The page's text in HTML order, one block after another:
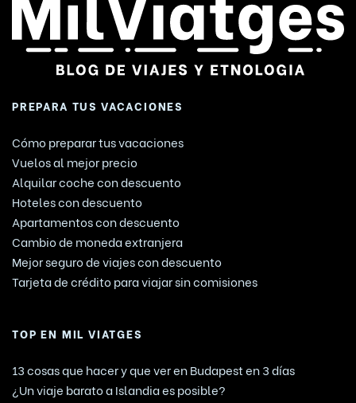
PREPARA TUS VACACIONES
Cómo preparar tus vacaciones
Vuelos al mejor precio
Alquilar coche con descuento
Hoteles con descuento
Apartamentos con descuento
Cambio de moneda extranjera
Mejor seguro de viajes con descuento
Tarjeta de crédito para viajar sin comisiones
TOP EN MIL VIATGES
13 cosas que hacer y que ver en Budapest en 3 días
¿Un viaje barato a Islandia es posible?